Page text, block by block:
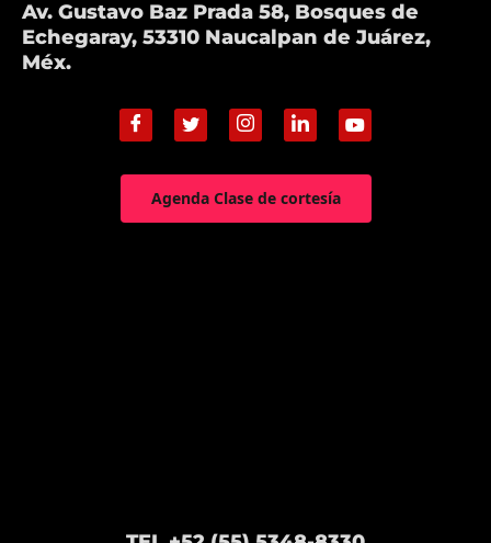
Av. Gustavo Baz Prada 58, Bosques de
Echegaray, 53310 Naucalpan de Juárez,
Méx.
Agenda Clase de cortesía